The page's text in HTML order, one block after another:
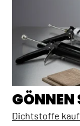
GÖNNEN
Dichtstoffe